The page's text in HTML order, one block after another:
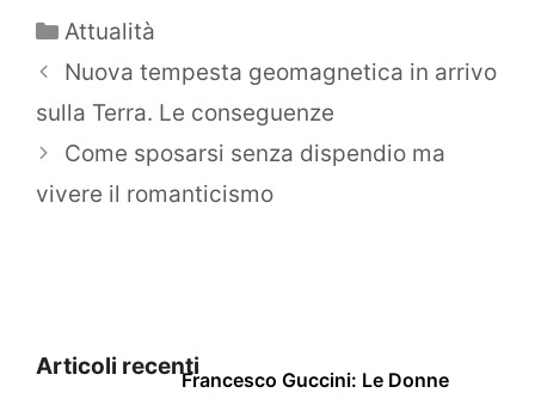
Categorie
Attualità
Nuova tempesta geomagnetica in arrivo
sulla Terra. Le conseguenze
Come sposarsi senza dispendio ma
vivere il romanticismo
Articoli recentiFrancesco Guccini: Le Donne